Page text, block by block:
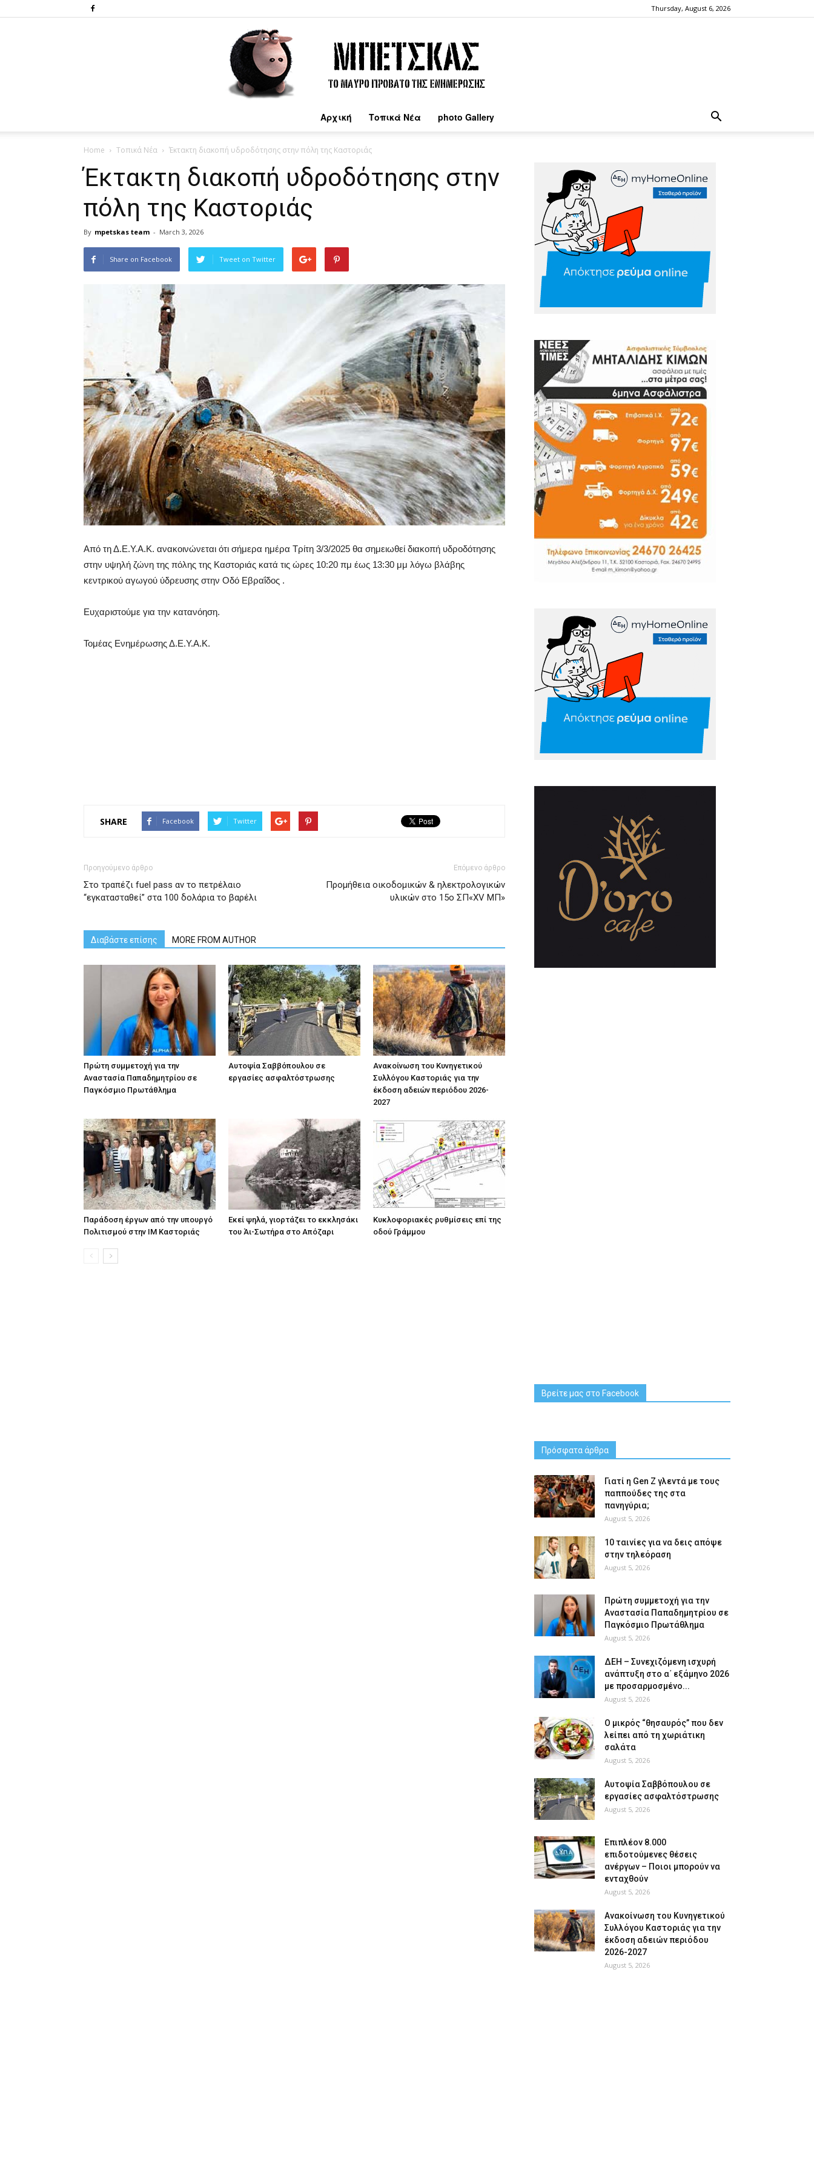
Thursday, August 6, 2026
Αρχική Τοπικά Νέα photo Gallery
Home Τοπικά Νέα Έκτακτη διακοπή υδροδότησης στην πόλη της Καστοριάς
Έκτακτη διακοπή υδροδότησης στην
πόλη της Καστοριάς
By mpetskas team - March 3, 2026
Share on Facebook Tweet on Twitter
Από τη Δ.Ε.Υ.Α.Κ. ανακοινώνεται ότι σήμερα ημέρα Τρίτη 3/3/2025 θα σημειωθεί διακοπή υδροδότησης
στην υψηλή ζώνη της πόλης της Καστοριάς κατά τις ώρες 10:20 πμ έως 13:30 μμ λόγω βλάβης
κεντρικού αγωγού ύδρευσης στην Οδό Εβραΐδος .
Ευχαριστούμε για την κατανόηση.
Τομέας Ενημέρωσης Δ.Ε.Υ.Α.Κ.
SHARE Facebook Twitter
Προηγούμενο άρθρο
Στο τραπέζι fuel pass αν το πετρέλαιο
“εγκατασταθεί” στα 100 δολάρια το βαρέλι
Επόμενο άρθρο
Προμήθεια οικοδομικών & ηλεκτρολογικών
υλικών στο 15ο ΣΠ«XV ΜΠ»
Διαβάστε επίσης MORE FROM AUTHOR
Πρώτη συμμετοχή για την
Αναστασία Παπαδημητρίου σε
Παγκόσμιο Πρωτάθλημα
Αυτοψία Σαββόπουλου σε
εργασίες ασφαλτόστρωσης
Ανακοίνωση του Κυνηγετικού
Συλλόγου Καστοριάς για την
έκδοση αδειών περιόδου 2026-
2027
Παράδοση έργων από την υπουργό
Πολιτισμού στην ΙΜ Καστοριάς
Εκεί ψηλά, γιορτάζει το εκκλησάκι
του Άι-Σωτήρα στο Απόζαρι
Κυκλοφοριακές ρυθμίσεις επί της
οδού Γράμμου
Βρείτε μας στο Facebook
Πρόσφατα άρθρα
Γιατί η Gen Z γλεντά με τους
παππούδες της στα
πανηγύρια;
August 5, 2026
10 ταινίες για να δεις απόψε
στην τηλεόραση
August 5, 2026
Πρώτη συμμετοχή για την
Αναστασία Παπαδημητρίου σε
Παγκόσμιο Πρωτάθλημα
August 5, 2026
ΔΕΗ – Συνεχιζόμενη ισχυρή
ανάπτυξη στο α΄ εξάμηνο 2026
με προσαρμοσμένο...
August 5, 2026
O μικρός “θησαυρός” που δεν
λείπει από τη χωριάτικη
σαλάτα
August 5, 2026
Αυτοψία Σαββόπουλου σε
εργασίες ασφαλτόστρωσης
August 5, 2026
Επιπλέον 8.000
επιδοτούμενες θέσεις
ανέργων – Ποιοι μπορούν να
ενταχθούν
August 5, 2026
Ανακοίνωση του Κυνηγετικού
Συλλόγου Καστοριάς για την
έκδοση αδειών περιόδου
2026-2027
August 5, 2026